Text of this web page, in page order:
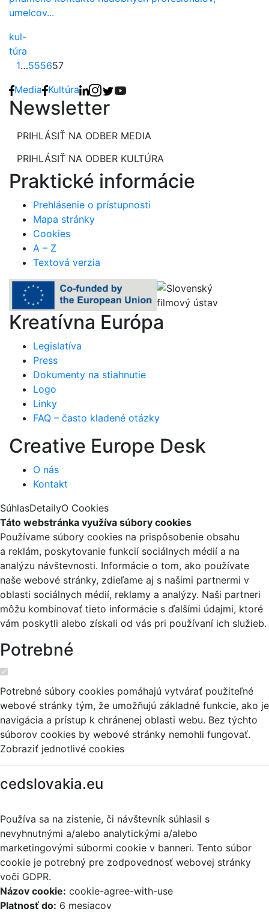
umelcov...
kul-
túra
Predošlé
Strana
1…Strana
55Strana
56Strana
57
Media Kultúra
Newsletter
PRIHLÁSIŤ NA ODBER MEDIA
PRIHLÁSIŤ NA ODBER KULTÚRA
Praktické informácie
Prehlásenie o prístupnosti
Mapa stránky
Cookies
A – Z
Textová verzia
Kreatívna Európa
Legislatíva
Press
Dokumenty na stiahnutie
Logo
Linky
FAQ – často kladené otázky
Creative Europe Desk
O nás
Kontakt
SúhlasDetailyO Cookies
Táto webstránka využíva súbory cookies
Používame súbory cookies na prispôsobenie obsahu
a reklám, poskytovanie funkcií sociálnych médií a na
analýzu návštevnosti. Informácie o tom, ako používate
naše webové stránky, zdieľame aj s našimi partnermi v
oblasti sociálnych médií, reklamy a analýzy. Naši partneri
môžu kombinovať tieto informácie s ďalšími údajmi, ktoré
vám poskytli alebo získali od vás pri používaní ich služieb.
Potrebné
Potrebné súbory cookies pomáhajú vytvárať použiteľné
webové stránky tým, že umožňujú základné funkcie, ako je
navigácia a prístup k chránenej oblasti webu. Bez týchto
súborov cookies by webové stránky nemohli fungovať.
Zobraziť jednotlivé cookies
cedslovakia.eu
Používa sa na zistenie, či návštevník súhlasil s
nevyhnutnými a/alebo analytickými a/alebo
marketingovými súbormi cookie v banneri. Tento súbor
cookie je potrebný pre zodpovednosť webovej stránky
voči GDPR.
Názov cookie: cookie-agree-with-use
Platnosť do: 6 mesiacov